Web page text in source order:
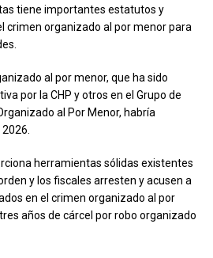
tiene importantes estatutos y
crimen organizado al por menor para
al por menor, que ha sido
por la CHP y otros en el Grupo de
al Por Menor, habría
herramientas sólidas existentes
y los fiscales arresten y acusen a
en el crimen organizado al por
años de cárcel por robo organizado